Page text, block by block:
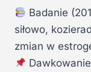
Badanie
siłowo,
zmian w